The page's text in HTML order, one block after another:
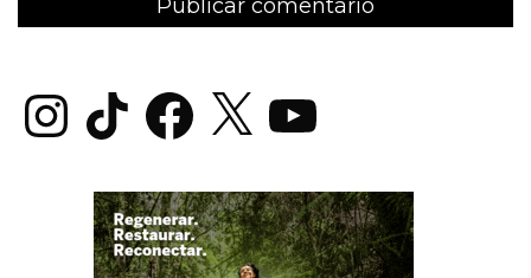
InstagramTikTok Facebook
X YouTube